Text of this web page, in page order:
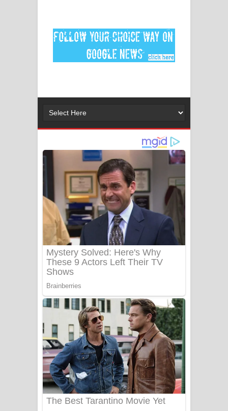
Gemak Deela Song Lyrics - ගේමක් දීලා
ගීතයේ පද පෙළ
දුන් ආදරේ ගීතයේ පද පෙළ
Liyamuda Dan Anagathe Song Lyrics
- ලියමුද දැන් අනාගතේ ගීතයේ පද පෙළ
Doni Song Lyrics - දෝණි ගීතයේ පද
පෙළ
Benthara Palame Song Lyrics -
Sanda Babalena Song Lyrics - සඳ
බැබලෙන ගීතයේ පද පෙළ
Adare Wadi Nisa Song Lyrics - ආදරේ
වැඩි නිසා ගීතයේ පද පෙළ
UNUHUMA Song Lyrics - උණුහුම
ගීතයේ පද පෙළ